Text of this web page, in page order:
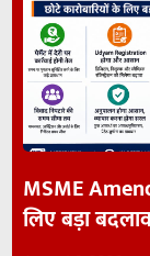
MSME
लिए बड़ा